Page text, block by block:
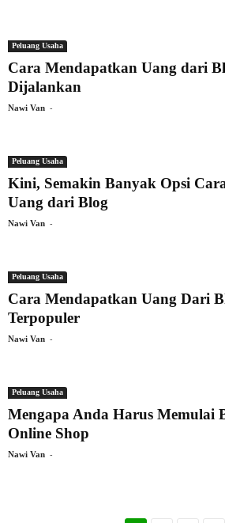
Peluang Usaha
Cara Mendapatkan Uang dari
Dijalankan
Nawi Van -
Peluang Usaha
Kini, Semakin Banyak Opsi
Uang dari Blog
Nawi Van -
Peluang Usaha
Cara Mendapatkan Uang Dari
Terpopuler
Nawi Van -
Peluang Usaha
Mengapa Anda Harus Memulai
Online Shop
Nawi Van -